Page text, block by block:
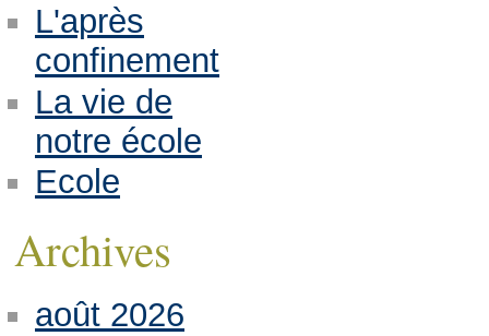
L'après
confinement
La vie de
notre école
Ecole
Archives
août 2026